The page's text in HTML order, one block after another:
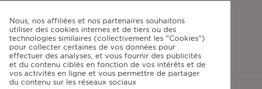
Nous, nos affiliées et nos partenaires souhaitons
utiliser des cookies internes et de tiers ou des
technologies similaires (collectivement les "Cookies")
pour collecter certaines de vos données pour
effectuer des analyses, et vous fournir des publicités
et du contenu ciblés en fonction de vos intérêts et de
vos activités en ligne et vous permettre de partager
du contenu sur les réseaux sociaux